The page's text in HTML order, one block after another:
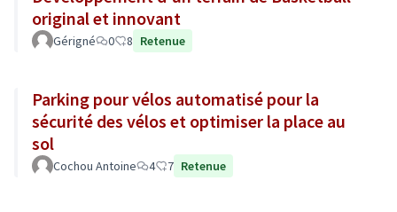
original et innovant
Gérigné 0 8 Retenue
Parking pour vélos automatisé pour la
sécurité des vélos et optimiser la place au
sol
Cochou Antoine 4 7 Retenue